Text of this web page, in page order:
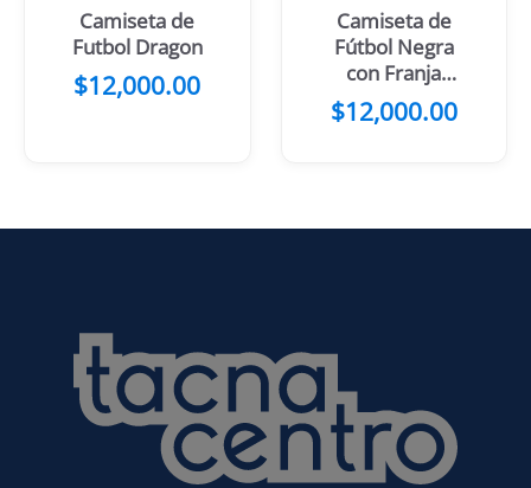
Camiseta de
Futbol Dragon
$12,000.00
Camiseta de
Fútbol Negra
con Franja
Central Blanca
y Celeste
$12,000.00